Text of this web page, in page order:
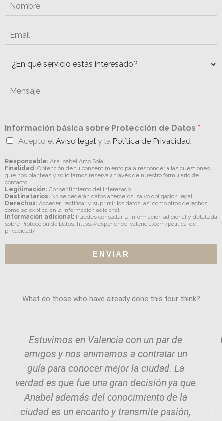
Información básica sobre Protección de Datos *
Acepto el Aviso legal y la Política de Privacidad
Responsable: Ana Isabel Arco Sola
Finalidad: Obtención de tu consentimiento para responder a las cuestiones
que nos planteas y solicitarnos reserva a través de nuestro formulario de
contacto.
Legitimación: Consentimiento del interesado.
Destinatarios: No se cederán datos a terceros, salvo obligación legal.
Derechos: Acceder, rectificar y suprimir los datos, así como otros derechos,
como se explica en la información adicional.
Información adicional: Puedes consultar la información adicional y detallada
sobre Protección de Datos: https://experience-valencia.com/politica-de-
privacidad/
ENVIAR
What do those who have already done this tour think?
Estuvimos en Valencia con un par de
amigos y nos animamos a contratar un
guía para conocer mejor la ciudad. La
verdad es que fue una gran decisión ya que
Anabel además del conocimiento de la
ciudad es un encanto y transmite pasión,